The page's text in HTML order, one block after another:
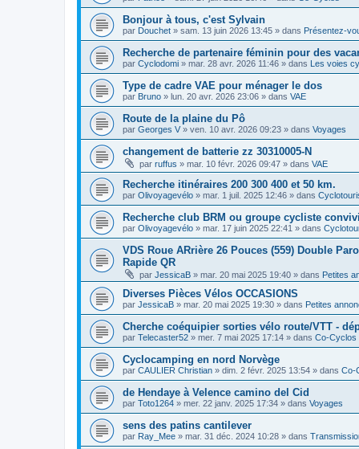
Bonjour à tous, c'est Sylvain
par Douchet » sam. 13 juin 2026 13:45 » dans Présentez-
Recherche de partenaire féminin pour des
par Cyclodomi » mar. 28 avr. 2026 11:46 » dans Les voies
Type de cadre VAE pour ménager le dos
par Bruno » lun. 20 avr. 2026 23:06 » dans VAE
Route de la plaine du Pô
par Georges V » ven. 10 avr. 2026 09:23 » dans Voyages
changement de batterie zz 30310005-N
par ruffus » mar. 10 févr. 2026 09:47 » dans VAE
Recherche itinéraires 200 300 400 et 50 km.
par Olivoyagevélo » mar. 1 juil. 2025 12:46 » dans
Recherche club BRM ou groupe cycliste
par Olivoyagevélo » mar. 17 juin 2025 22:41 » dans
VDS Roue ARrière 26 Pouces (559) Double
Rapide QR
par JessicaB » mar. 20 mai 2025 19:40 » dans Petites
Diverses Pièces Vélos OCCASIONS
par JessicaB » mar. 20 mai 2025 19:30 » dans Petites
Cherche coéquipier sorties vélo route/VTT -
par Telecaster52 » mer. 7 mai 2025 17:14 » dans Co-Cyclos
Cyclocamping en nord Norvège
par CAULIER Christian » dim. 2 févr. 2025 13:54 » dans Co-
de Hendaye à Velence camino del Cid
par Toto1264 » mer. 22 janv. 2025 17:34 » dans Voyages
sens des patins cantilever
par Ray_Mee » mar. 31 déc. 2024 10:28 » dans